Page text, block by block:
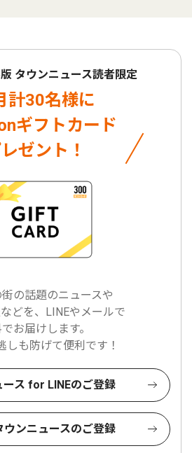
タウンニュース読者限定
計30名様に
ギフトカード
ゼント！
の話題のニュースや
どを、LINEやメールで
お届けします。
しも防げて便利です！
ース for LINEのご登録
ウンニュースのご登録